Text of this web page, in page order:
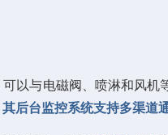
以与电磁阀、喷淋和风
其后台监控系统支持多渠道